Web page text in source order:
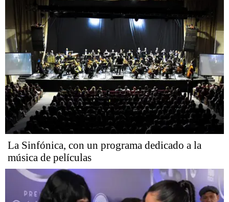
La Sinfónica, con un programa dedicado a la
música de películas